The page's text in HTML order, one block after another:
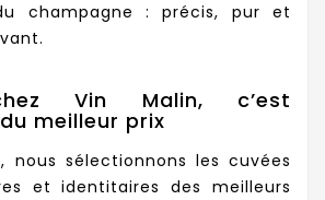
champagne : précis, pur et
Vin Malin, c’est
meilleur prix
nous sélectionnons les cuvées
et identitaires des meilleurs